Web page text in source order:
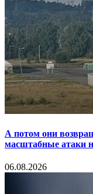
А потом они
масштабные атаки
06.08.2026